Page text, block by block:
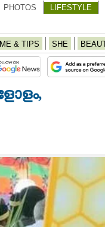
PHOTOS LIFESTYLE
& TIPS SHE